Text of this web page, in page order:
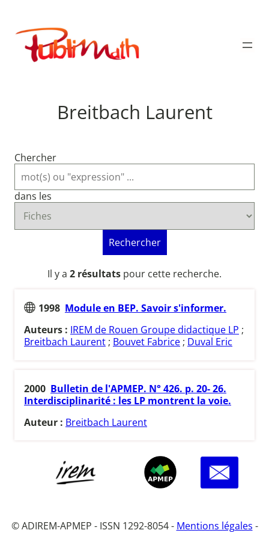
contenu
Publimath
Breitbach Laurent
Chercher
dans les
Rechercher
Il y a 2 résultats pour cette recherche.
1998 Module en BEP. Savoir s'informer.
Auteurs : IREM de Rouen Groupe didactique LP ;
Breitbach Laurent ; Bouvet Fabrice ; Duval Eric
2000 Bulletin de l'APMEP. N° 426. p. 20- 26.
Interdisciplinarité : les LP montrent la voie.
Auteur : Breitbach Laurent
© ADIREM-APMEP - ISSN 1292-8054 - Mentions légales -